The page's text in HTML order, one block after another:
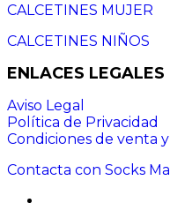
CALCETINES MUJER
CALCETINES NIÑOS
ENLACES LEGALES
Aviso Legal
Política de Privacidad
Condiciones de venta
Contacta con Socks